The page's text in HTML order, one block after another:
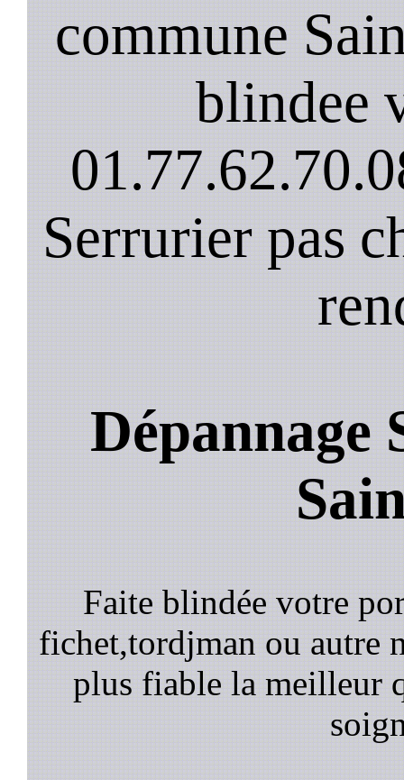
commune
blindee
Serrurier pas
Dépannage
Faite blindée votre
fichet,tordjman ou autre
plus fiable la meilleur